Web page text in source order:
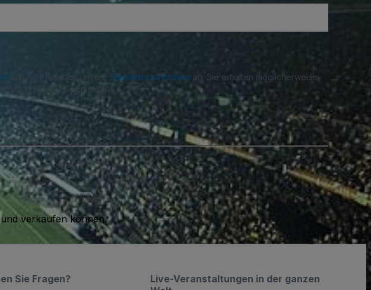
zu und erkennen unsere Datenschutzrichtlinie an. Sie erhalten möglicherweise
sich jederzeit abmelden.
verkaufen können.
Live-Veranstaltungen in der ganzen
Sie Fragen?